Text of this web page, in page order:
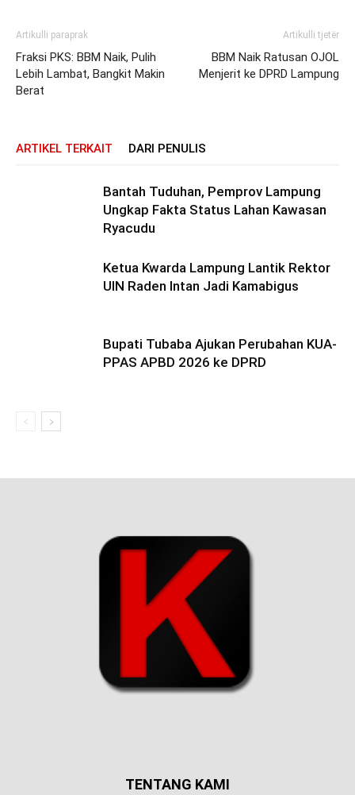
Artikulli paraprak
Fraksi PKS: BBM Naik, Pulih
Lebih Lambat, Bangkit Makin
Berat
Artikulli tjetër
BBM Naik Ratusan OJOL
Menjerit ke DPRD Lampung
ARTIKEL TERKAIT DARI PENULIS
Bantah Tuduhan, Pemprov Lampung
Ungkap Fakta Status Lahan Kawasan
Ryacudu
Ketua Kwarda Lampung Lantik Rektor
UIN Raden Intan Jadi Kamabigus
Bupati Tubaba Ajukan Perubahan KUA-
PPAS APBD 2026 ke DPRD
TENTANG KAMI